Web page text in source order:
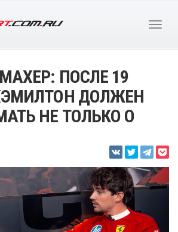
ПОСЛЕ 19
ДОЛЖЕН
НЕ ТОЛЬКО О